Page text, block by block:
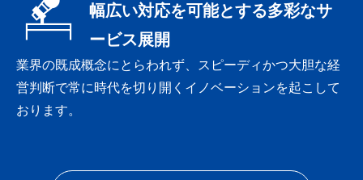
幅広い対応を可能とする多彩なサ
ービス展開
業界の既成概念にとらわれず、スピーディかつ大胆な経
営判断で常に時代を切り開くイノベーションを起こして
おります。